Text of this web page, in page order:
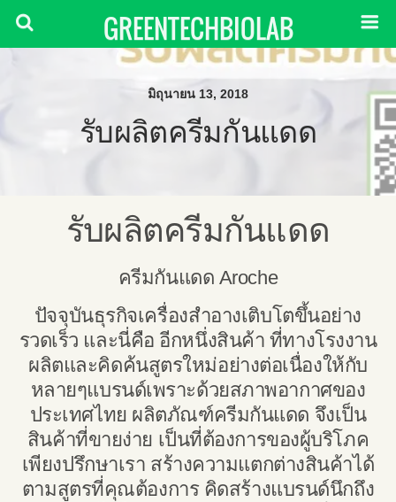
GREENTECHBIOLAB
มิถุนายน 13, 2018
รับผลิตครีมกันแดด
รับผลิตครีมกันแดด
ครีมกันแดด Aroche
ปัจจุบันธุรกิจเครื่องสำอางเติบโตขึ้นอย่าง
รวดเร็ว และนี่คือ อีกหนึ่งสินค้า ที่ทางโรงงาน
ผลิตและคิดค้นสูตรใหม่อย่างต่อเนื่องให้กับ
หลายๆแบรนด์เพราะด้วยสภาพอากาศของ
ประเทศไทย ผลิตภัณฑ์ครีมกันแดด จึงเป็น
สินค้าที่ขายง่าย เป็นที่ต้องการของผู้บริโภค
เพียงปรึกษาเรา สร้างความแตกต่างสินค้าได้
ตามสูตรที่คุณต้องการ คิดสร้างแบรนด์นึกถึง